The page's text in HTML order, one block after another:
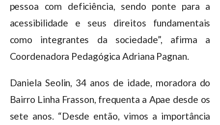
pessoa com deficiência, sendo ponte para a
acessibilidade e seus direitos fundamentais
como integrantes da sociedade”, afirma a
Coordenadora Pedagógica Adriana Pagnan.
Daniela Seolin, 34 anos de idade, moradora do
Bairro Linha Frasson, frequenta a Apae desde os
sete anos. “Desde então, vimos a importância